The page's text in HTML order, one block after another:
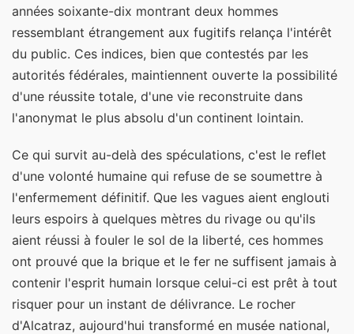
années soixante-dix montrant deux hommes
ressemblant étrangement aux fugitifs relança l'intérêt
du public. Ces indices, bien que contestés par les
autorités fédérales, maintiennent ouverte la possibilité
d'une réussite totale, d'une vie reconstruite dans
l'anonymat le plus absolu d'un continent lointain.
Ce qui survit au-delà des spéculations, c'est le reflet
d'une volonté humaine qui refuse de se soumettre à
l'enfermement définitif. Que les vagues aient englouti
leurs espoirs à quelques mètres du rivage ou qu'ils
aient réussi à fouler le sol de la liberté, ces hommes
ont prouvé que la brique et le fer ne suffisent jamais à
contenir l'esprit humain lorsque celui-ci est prêt à tout
risquer pour un instant de délivrance. Le rocher
d'Alcatraz, aujourd'hui transformé en musée national,